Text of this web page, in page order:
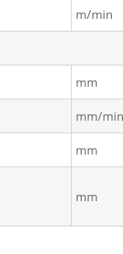
m/min
mm
mm/min
mm
mm